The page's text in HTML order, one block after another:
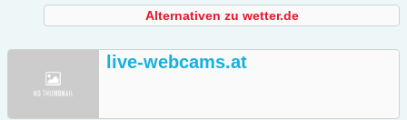
Alternativen zu wetter.de
live-webcams.at